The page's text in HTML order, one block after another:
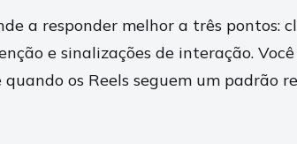
a responder melhor a três pontos:
e sinalizações de interação.
os Reels seguem um padrão